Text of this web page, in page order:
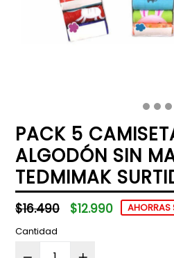
PACK 5
ALGODÓN SIN
TEDMIMAK
Precio
habitual
$16.490 $12.990
Cantidad